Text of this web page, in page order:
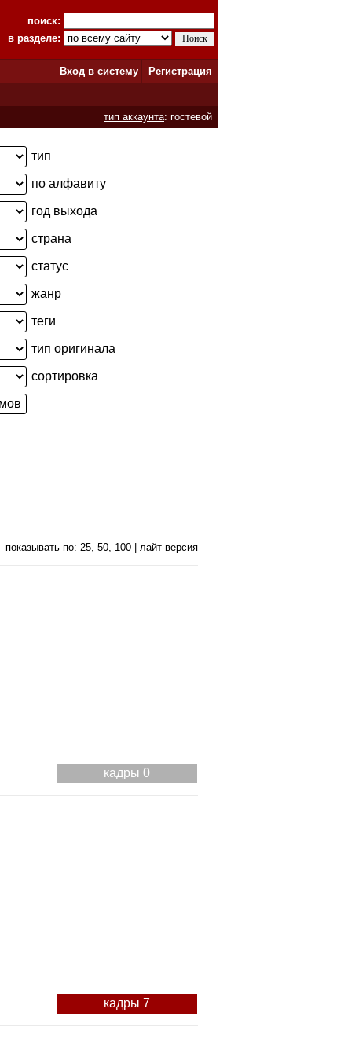
поиск:
в разделе:
Вход в систему
Регистрация
тип аккаунта: гостевой
тип
по алфавиту
год выхода
страна
статус
жанр
теги
тип оригинала
сортировка
показывать по: 25, 50, 100 лайт-версия
кадры 0
кадры 7